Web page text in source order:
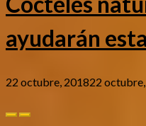
ayudarán
22 octubre, 201822